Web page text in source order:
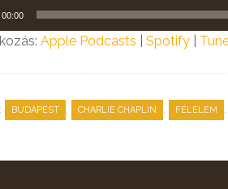
00:00
Apple Podcasts Spotify
BUDAPEST , CHARLIE CHAPLIN , FÉLELEM ,